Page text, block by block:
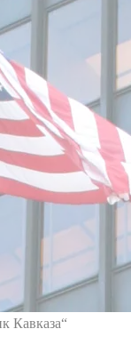
Кавказа“